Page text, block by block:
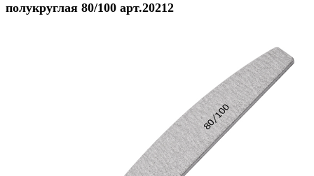
полукруглая 80/100 арт.20212